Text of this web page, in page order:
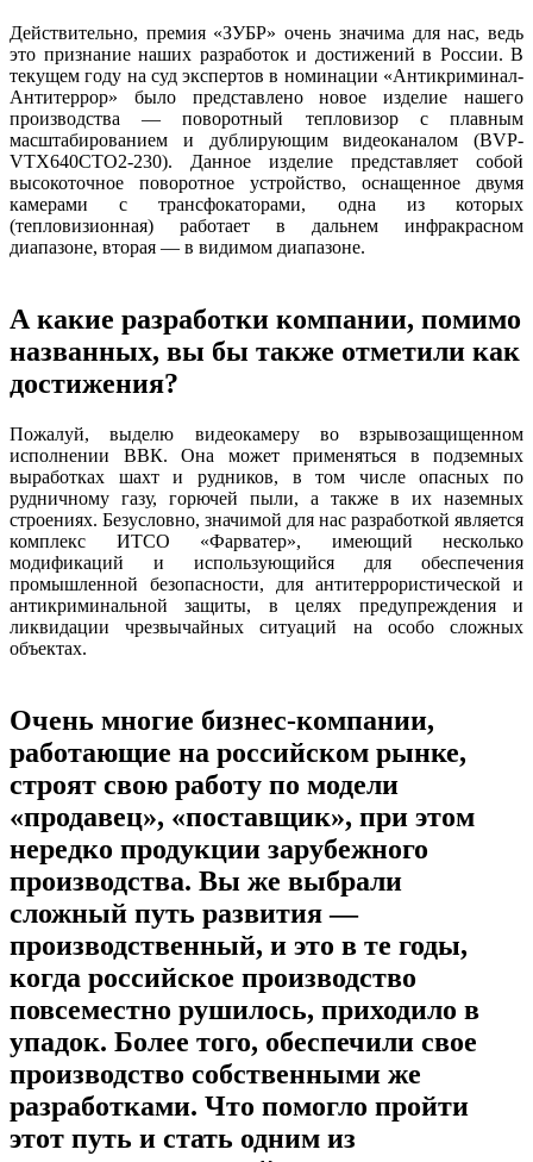
Действительно, премия «ЗУБР» очень значима для нас, ведь
это признание наших разработок и достижений в России. В
текущем году на суд экспертов в номинации «Антикриминал-
Антитеррор» было представлено новое изделие нашего
производства — поворотный тепловизор с плавным
масштабированием и дублирующим видеоканалом (BVP-
VTX640CTO2-230). Данное изделие представляет собой
высокоточное поворотное устройство, оснащенное двумя
камерами с трансфокаторами, одна из которых
(тепловизионная) работает в дальнем инфракрасном
диапазоне, вторая — в видимом диапазоне.
А какие разработки компании, помимо
названных, вы бы также отметили как
достижения?
Пожалуй, выделю видеокамеру во взрывозащищенном
исполнении ВВК. Она может применяться в подземных
выработках шахт и рудников, в том числе опасных по
рудничному газу, горючей пыли, а также в их наземных
строениях. Безусловно, значимой для нас разработкой является
комплекс ИТСО «Фарватер», имеющий несколько
модификаций и использующийся для обеспечения
промышленной безопасности, для антитеррористической и
антикриминальной защиты, в целях предупреждения и
ликвидации чрезвычайных ситуаций на особо сложных
объектах.
Очень многие бизнес-компании,
работающие на российском рынке,
строят свою работу по модели
«продавец», «поставщик», при этом
нередко продукции зарубежного
производства. Вы же выбрали
сложный путь развития —
производственный, и это в те годы,
когда российское производство
повсеместно рушилось, приходило в
упадок. Более того, обеспечили свое
производство собственными же
разработками. Что помогло пройти
этот путь и стать одним из